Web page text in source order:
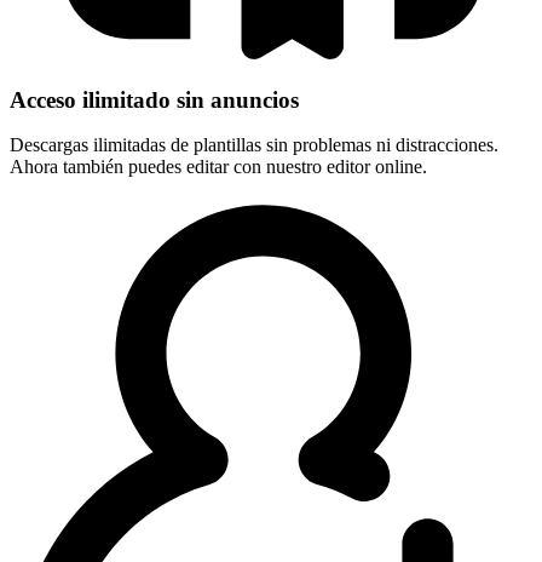
Acceso ilimitado sin anuncios
Descargas ilimitadas de plantillas sin problemas ni distracciones.
Ahora también puedes editar con nuestro editor online.